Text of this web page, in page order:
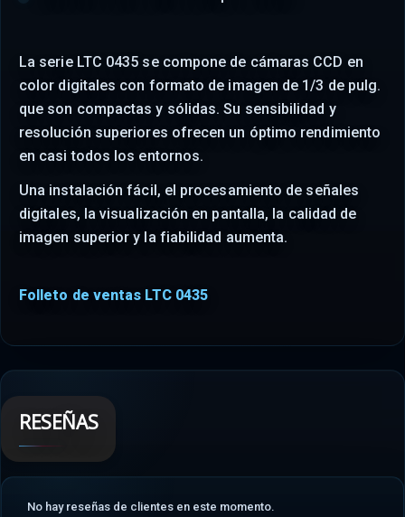
La serie LTC 0435 se compone de cámaras CCD en
color digitales con formato de imagen de 1/3 de pulg.
que son compactas y sólidas. Su sensibilidad y
resolución superiores ofrecen un óptimo rendimiento
en casi todos los entornos.
Una instalación fácil, el procesamiento de señales
digitales, la visualización en pantalla, la calidad de
imagen superior y la fiabilidad aumenta.
Folleto de ventas LTC 0435
RESEÑAS
No hay reseñas de clientes en este momento.